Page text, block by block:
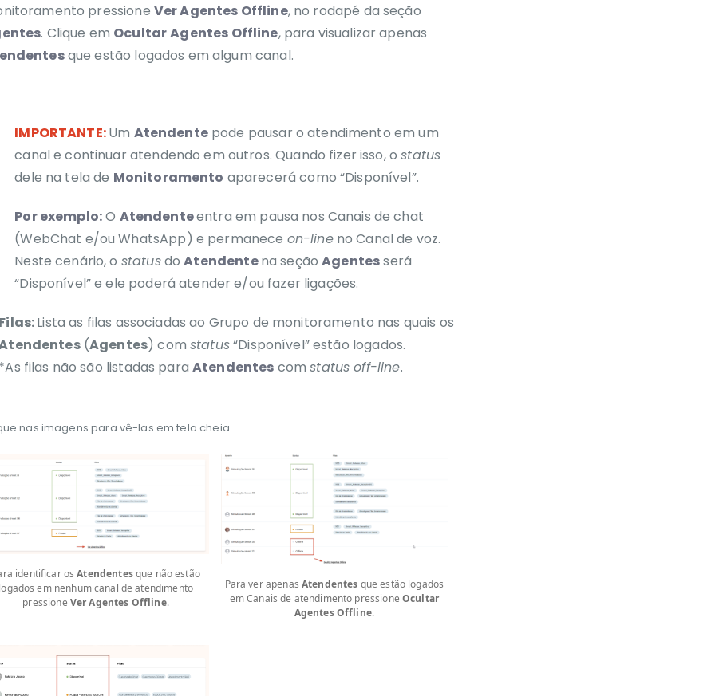
pressione Ver Agentes Offline, no rodapé da seção
. Clique em OcultarAgentes Offline, para visualizar apenas
que estão logados em algum canal.
IMPORTANTE:Um Atendentepode pausar o atendimento em um
canal e continuar atendendo em outros. Quando fizer isso, ostatus
dele na tela de Monitoramento aparecerá como “Disponível”.
Por exemplo:O Atendenteentra em pausa nos Canais de chat
(WebChat e/ou WhatsApp) e permanece on-lineno Canal de voz.
Neste cenário, o statusdoAtendentena seçãoAgentesserá
“Disponível” e ele poderá atender e/ou fazer ligações.
Filas:Lista as filas associadas ao Grupo de monitoramento nas quais os
(Agentes) comstatus“Disponível” estão logados.
*As filas não são listadas paraAtendentes comstatus off-line.
nas imagens para vê-las em tela cheia.
identificar osAtendentesque não estão
logados em nenhum canal de atendimento
pressione Ver Agentes Offline.
Para ver apenas Atendentes que estão logados
em Canais de atendimento pressione Ocultar
Agentes Offline.